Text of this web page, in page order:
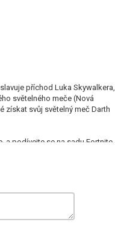
příchod Luka Skywalkera,
světelného meče (Nová
získat svůj světelný meč Darth
a podívejte se na sadu Fortnite
Rifle Pickaxe, X-34